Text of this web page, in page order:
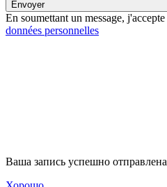
Envoyer
En soumettant un message, j'accepte
données personnelles
Ваша запись успешно отправлена